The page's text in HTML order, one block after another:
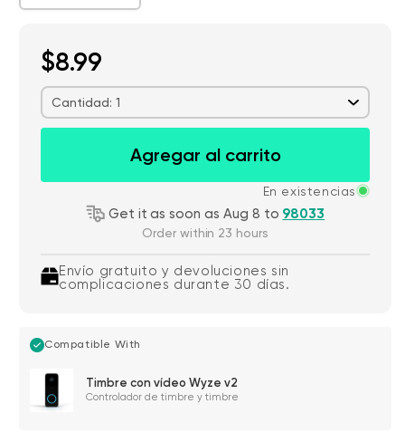
$8.99
Cantidad: 1
Agregar al carrito
En existencias
Get it as soon as Aug 8 to 98033
Order within 23 hours
Envío gratuito y devoluciones sin
complicaciones durante 30 días.
Compatible With
Timbre con vídeo Wyze v2
Controlador de timbre y timbre